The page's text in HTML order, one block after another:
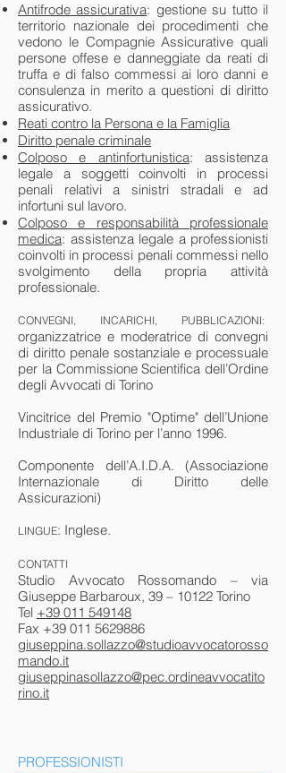
Antifrode assicurativa: gestione su tutto il
territorio nazionale dei procedimenti che
vedono le Compagnie Assicurative quali
persone offese e danneggiate da reati di
truffa e di falso commessi ai loro danni e
consulenza in merito a questioni di diritto
assicurativo.
Reati contro la Persona e la Famiglia
Diritto penale criminale
Colposo e antinfortunistica: assistenza
legale a soggetti coinvolti in processi
penali relativi a sinistri stradali e ad
infortuni sul lavoro.
Colposo e responsabilità professionale
medica: assistenza legale a professionisti
coinvolti in processi penali commessi nello
svolgimento della propria attività
professionale.
CONVEGNI, INCARICHI, PUBBLICAZIONI:
organizzatrice e moderatrice di convegni
di diritto penale sostanziale e processuale
per la Commissione Scientifica dell’Ordine
degli Avvocati di Torino
Vincitrice del Premio "Optime" dell’Unione
Industriale di Torino per l’anno 1996.
Componente dell’A.I.D.A. (Associazione
Internazionale di Diritto delle
Assicurazioni)
LINGUE: Inglese.
CONTATTI
Studio Avvocato Rossomando – via
Giuseppe Barbaroux, 39 – 10122 Torino
Tel +39 011 549148
Fax +39 011 5629886
giuseppina.sollazzo@studioavvocatorosso
mando.it
giuseppinasollazzo@pec.ordineavvocatito
rino.it
PROFESSIONISTI